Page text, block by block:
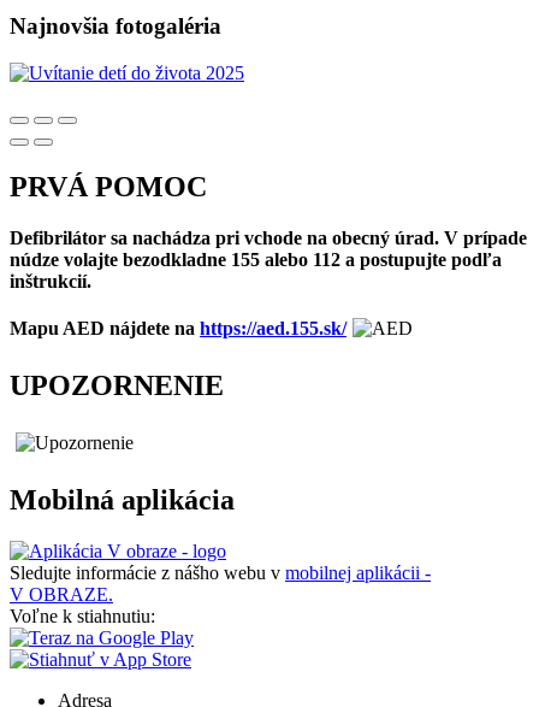
Najnovšia fotogaléria
PRVÁ POMOC
Defibrilátor sa nachádza pri vchode na obecný úrad. V prípade
núdze volajte bezodkladne 155 alebo 112 a postupujte podľa
inštrukcií.
Mapu AED nájdete na https://aed.155.sk/
UPOZORNENIE
Mobilná aplikácia
Sledujte informácie z nášho webu v mobilnej aplikácii -
V OBRAZE.
Voľne k stiahnutiu:
Adresa